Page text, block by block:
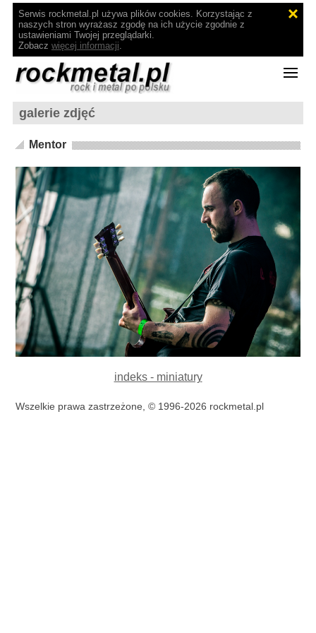
Serwis rockmetal.pl używa plików cookies. Korzystając z
naszych stron wyrażasz zgodę na ich użycie zgodnie z
ustawieniami Twojej przeglądarki.
Zobacz więcej informacji.
galerie zdjęć
Mentor
indeks - miniatury
Wszelkie prawa zastrzeżone, © 1996-2026 rockmetal.pl